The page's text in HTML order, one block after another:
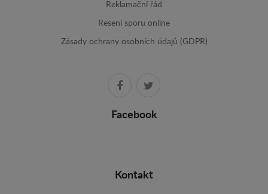
Reklamační řád
Resení sporu online
Zásady ochrany osobních údajů (GDPR)
Facebook
Kontakt